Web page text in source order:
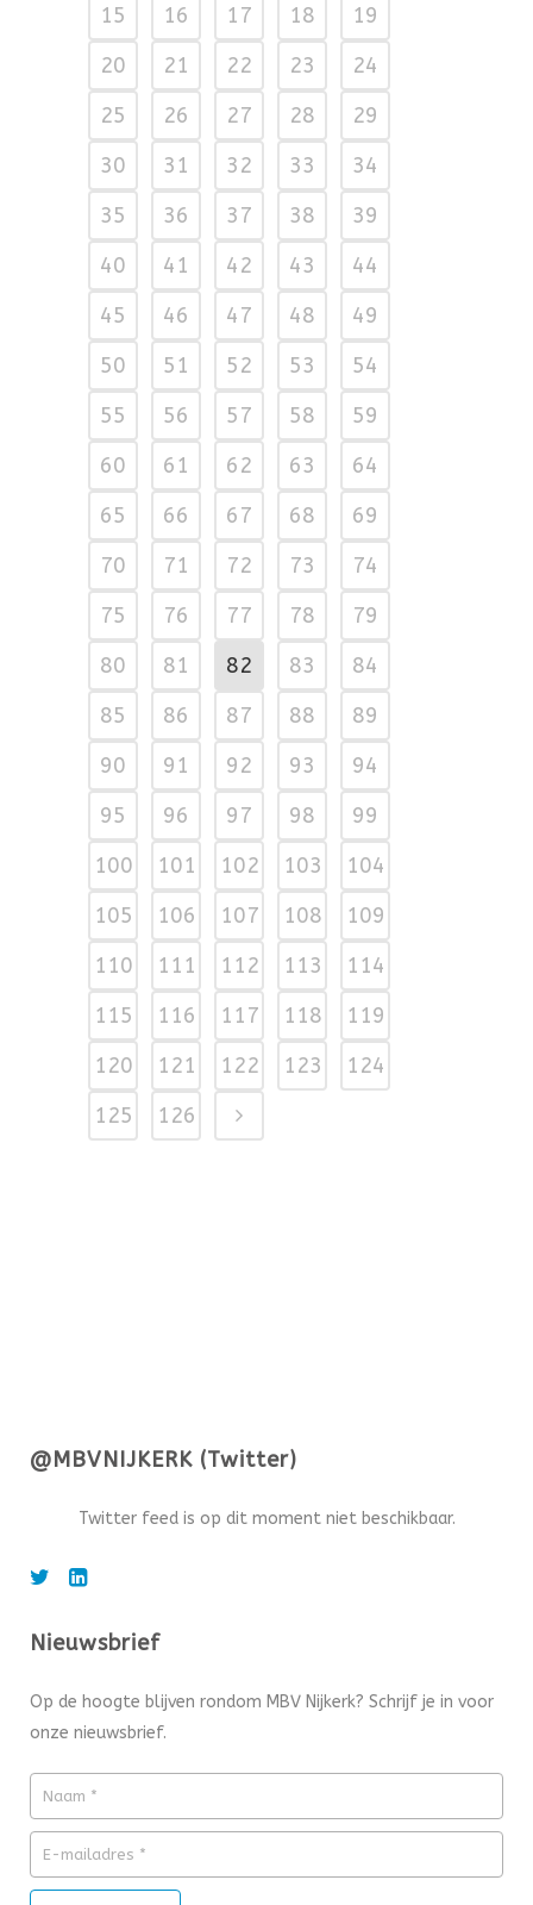
15
16 17 18
19
20
21 22 23
24
25
26 27 28
29
30
31 32 33
34
35
36 37 38
39
40
41 42 43
44
45
46 47 48
49
50
51 52 53
54
55
56 57 58
59
60
61 62 63
64
65
66 67 68
69
70
71 72 73
74
75
76 77 78
79
80
81 82 83
84
85
86 87 88
89
90
91 92 93
94
95
96 97 98
99
100
101 102 103
104
105
106 107 108
109
110
111 112 113
114
115
116 117 118
119
120
121 122 123
124
125
126
@MBVNIJKERK (Twitter)
Twitter feed is op dit moment niet beschikbaar.
Nieuwsbrief
Op de hoogte blijven rondom MBV Nijkerk? Schrijf je in voor
onze nieuwsbrief.